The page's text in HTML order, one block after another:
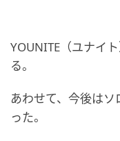
YOUNITE（ユナイ
る。
あわせて、今後は
った。